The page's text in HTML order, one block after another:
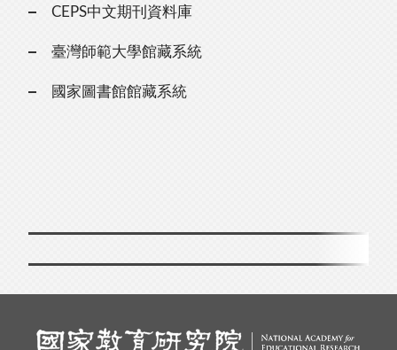
CEPS中文期刊資料庫
臺灣師範大學館藏系統
國家圖書館館藏系統